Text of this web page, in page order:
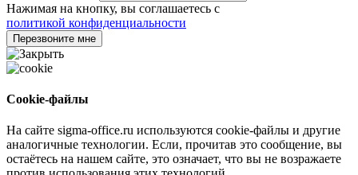
Нажимая на кнопку, вы соглашаетесь с
политикой конфиденциальности
Перезвоните мне
Cookie-файлы
На сайте sigma-office.ru используются cookie-файлы и другие
аналогичные технологии. Если, прочитав это сообщение, вы
остаётесь на нашем сайте, это означает, что вы не возражаете